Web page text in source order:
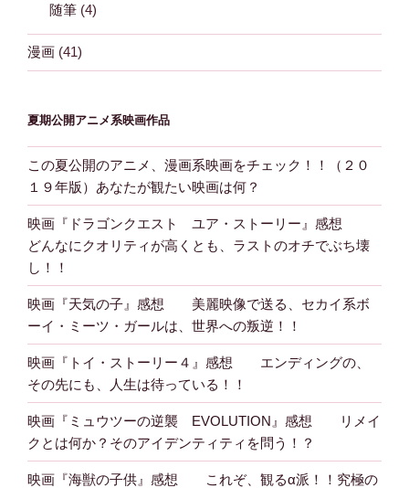
随筆 (4)
漫画 (41)
夏期公開アニメ系映画作品
この夏公開のアニメ、漫画系映画をチェック！！（２０
１９年版）あなたが観たい映画は何？
映画『ドラゴンクエスト ユア・ストーリー』感想
どんなにクオリティが高くとも、ラストのオチでぶち壊
し！！
映画『天気の子』感想 美麗映像で送る、セカイ系ボ
ーイ・ミーツ・ガールは、世界への叛逆！！
映画『トイ・ストーリー４』感想 エンディングの、
その先にも、人生は待っている！！
映画『ミュウツーの逆襲 EVOLUTION』感想 リメイ
クとは何か？そのアイデンティティを問う！？
映画『海獣の子供』感想 これぞ、観るα派！！究極の